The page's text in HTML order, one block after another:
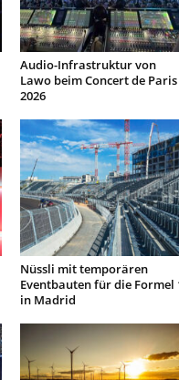
Audio-Infrastruktur von
Lawo beim Concert de Paris
2026
Nüssli mit temporären
Eventbauten für die Formel
in Madrid